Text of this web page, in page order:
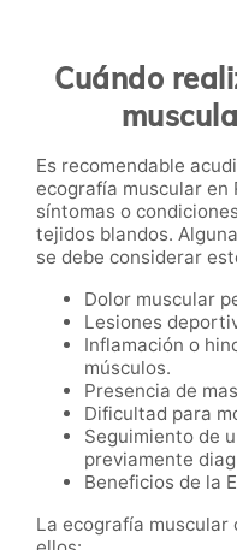
Cuándo
Es recomendable
ecografía muscular en
síntomas o
tejidos blandos.
se debe considerar
Dolor muscular
Lesiones
Inflamación o
músculos.
Presencia de
Dificultad para
Seguimiento de
previamente
Beneficios de la
La ecografía